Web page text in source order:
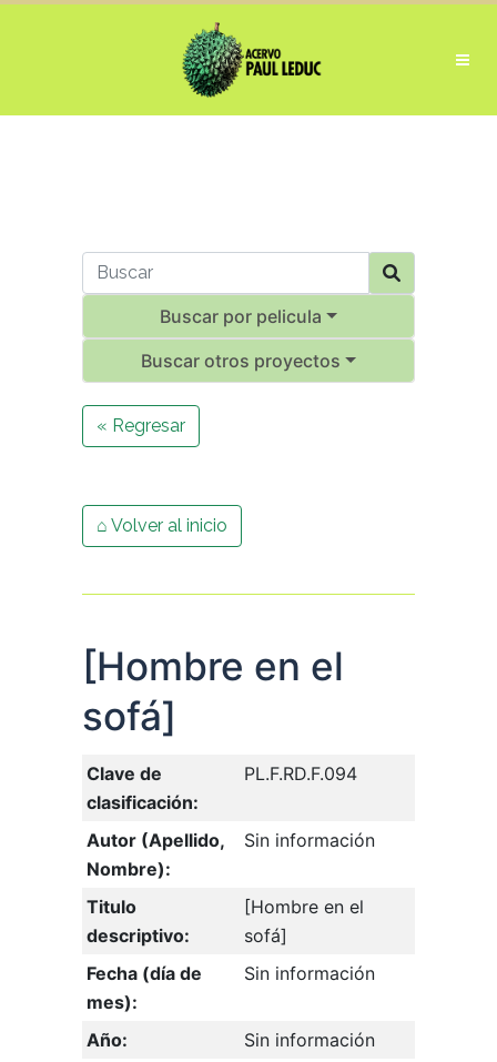
Buscar por pelicula
Buscar otros proyectos
« Regresar
⌂ Volver al inicio
[Hombre en el
sofá]
Clave de
clasificación:
PL.F.RD.F.094
Autor (Apellido,
Nombre):
Sin información
Titulo
descriptivo:
[Hombre en el
sofá]
Fecha (día de
mes):
Sin información
Año:
Sin información